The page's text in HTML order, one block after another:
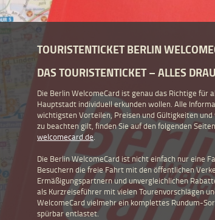
TOURISTENTICKET BERLIN
DAS TOURISTENTICKET – ALLES
Die Berlin WelcomeCard ist genau das Richtige für
Hauptstadt individuell erkunden wollen. Alle
wichtigsten Vorteilen, Preisen und Gültigkeiten
zu beachten gilt, finden Sie auf den folgenden
welcomecard.de.
Die Berlin WelcomeCard ist nicht einfach nur eine
Besuchern die freie Fahrt mit den öffentlichen
Ermäßigungspartnern und unvergleichlichen
als Kurzreiseführer mit vielen Tourenvorschlägen
WelcomeCard vielmehr ein komplettes Rundum-
spürbar entlastet.